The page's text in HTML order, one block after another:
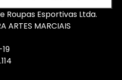
Roupas Esportivas Ltda.
ARTES MARCIAIS